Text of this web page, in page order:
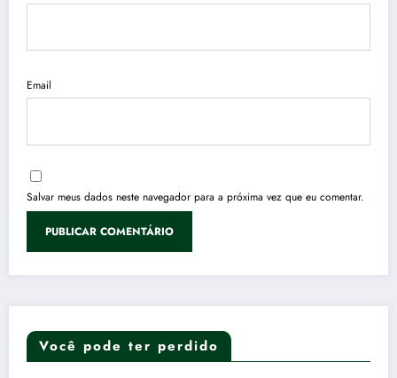
Email
Salvar meus dados neste navegador para a próxima vez que eu comentar.
Você pode ter perdido